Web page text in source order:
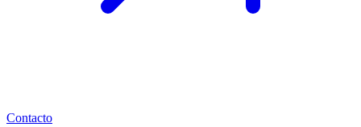
Contacto